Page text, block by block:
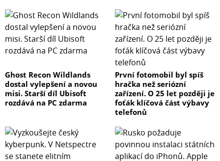
Ghost Recon Wildlands
dostal vylepšení a novou
misi. Starší díl Ubisoft
rozdává na PC zdarma
První fotomobil byl spíš
hračka než seriózní
zařízení. O 25 let později je
foťák klíčová část výbavy
telefonů